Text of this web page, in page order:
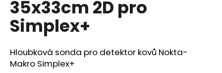
35x33cm 2D pro
Simplex+
Hloubková sonda pro detektor kovů Nokta-
Makro Simplex+
a
j
t
?